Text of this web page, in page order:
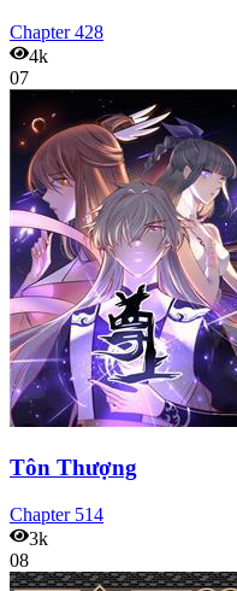
Chapter428
4k
07
Tôn Thượng
Chapter 514
3k
08